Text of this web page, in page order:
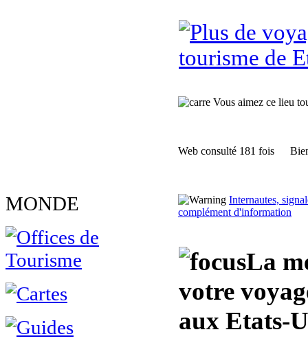
MONDE
tourisme de
Vous aimez ce lieu
Web consulté 181 fois
Internautes,
complément d'information
La
votre
aux Etats-